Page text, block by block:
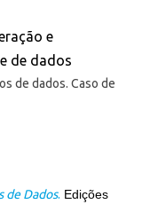
e
de dados
de dados. Caso de
de Dados. Edições